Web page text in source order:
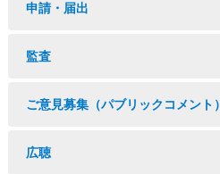
申請・届出
監査
ご意見募集（パブリックコメント）
広聴